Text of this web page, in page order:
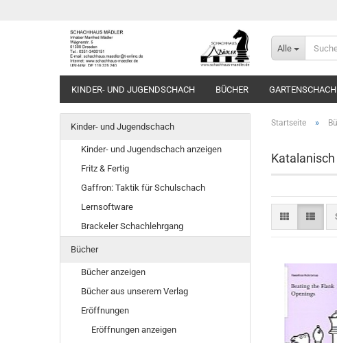
Alle
KINDER- UND JUGENDSCHACH BÜCHER GARTENSCHACH
Startseite »
Katalanisch
Kinder- und Jugendschach
Kinder- und Jugendschach anzeigen
Fritz & Fertig
Gaffron: Taktik für Schulschach
Lernsoftware
Brackeler Schachlehrgang
Bücher
Bücher anzeigen
Bücher aus unserem Verlag
Eröffnungen
Eröffnungen anzeigen